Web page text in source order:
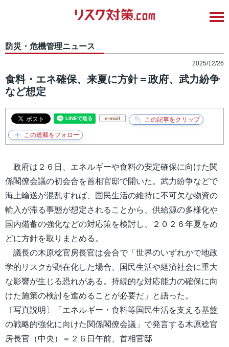
防災・危機管理ニュース
2025/12/26
食料・エネ確保、来夏に方針＝政府、武力紛争
など想定
e-mail
政府は２６日、エネルギーや食料の安定確保に向けた関
係閣僚会議の初会合を首相官邸で開いた。武力紛争などで
海上輸送が混乱すれば、国民生活の維持に不可欠な物資の
輸入が滞る事態が想定されることから、供給源の多様化や
国内備蓄の強化などの対応策を検討し、２０２６年夏をめ
どに方針を取りまとめる。
議長の木原稔官房長官は会合で「世界のいずれかで地政
学的リスクが顕在化した場合、国民生活や経済社会に重大
な影響が生じる恐れがある。持続的な対応能力の確保に向
けた施策の検討を進めることが必要だ」と語った。
〔写真説明〕「エネルギー・食料等国民生活を支える基盤
の戦略的強化に向けた関係閣僚会議」で発言する木原稔官
房長官（中央）＝２６日午前、首相官邸